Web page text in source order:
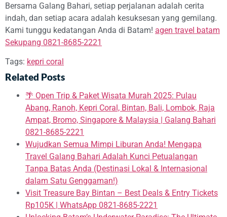
Bersama Galang Bahari, setiap perjalanan adalah cerita
indah, dan setiap acara adalah kesuksesan yang gemilang.
Kami tunggu kedatangan Anda di Batam! agen travel batam
Sekupang 0821-8685-2221
Tags: kepri coral
Related Posts
🌴 Open Trip & Paket Wisata Murah 2025: Pulau
Abang, Ranoh, Kepri Coral, Bintan, Bali, Lombok, Raja
Ampat, Bromo, Singapore & Malaysia | Galang Bahari
0821-8685-2221
Wujudkan Semua Mimpi Liburan Anda! Mengapa
Travel Galang Bahari Adalah Kunci Petualangan
Tanpa Batas Anda (Destinasi Lokal & Internasional
dalam Satu Genggaman!)
Visit Treasure Bay Bintan – Best Deals & Entry Tickets
Rp105K | WhatsApp 0821-8685-2221